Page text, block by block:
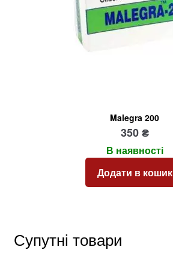
Malegra 200
350₴
В наявності
Додати в кошик
Супутні товари